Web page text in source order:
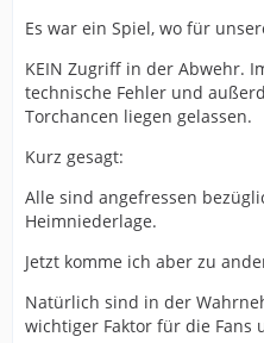
Es war ein Spiel, wo für
KEIN Zugriff in der Abwehr.
technische Fehler und
Torchancen liegen gelassen.
Kurz gesagt:
Alle sind angefressen
Heimniederlage.
Jetzt komme ich aber zu
Natürlich sind in der
wichtiger Faktor für die Fans